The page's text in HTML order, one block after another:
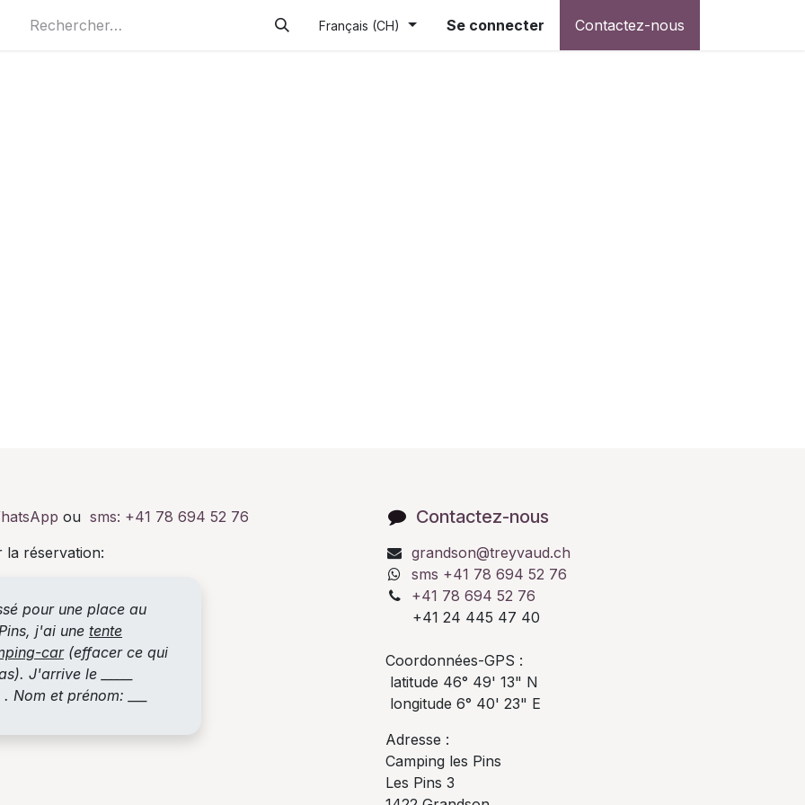
Français (CH) Se connecter Contactez-nous
ou sms: +41 78 694 52 76
la réservation:
pour une place au
j'ai une tente
car(effacer ce qui
J'arrive le _____
. Nom et prénom: ___
Contactez-nous
grandson@treyvaud.ch
sms +41 78 694 52 76
+41 78 694 52 76
+41 24 445 47 40
Coordonnées-GPS :
latitude 46° 49' 13" N
longitude 6° 40' 23" E
Adresse :
Camping les Pins
Les Pins 3